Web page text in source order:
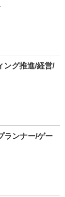
ング推進/経営/
ランナー/ゲー